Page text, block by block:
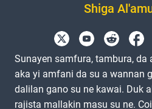
Shiga
Sunayen samfura, tambura, da
aka yi amfani da su a wannan
dalilan gano su ne kawai. Duk
rajista mallakin masu su ne.